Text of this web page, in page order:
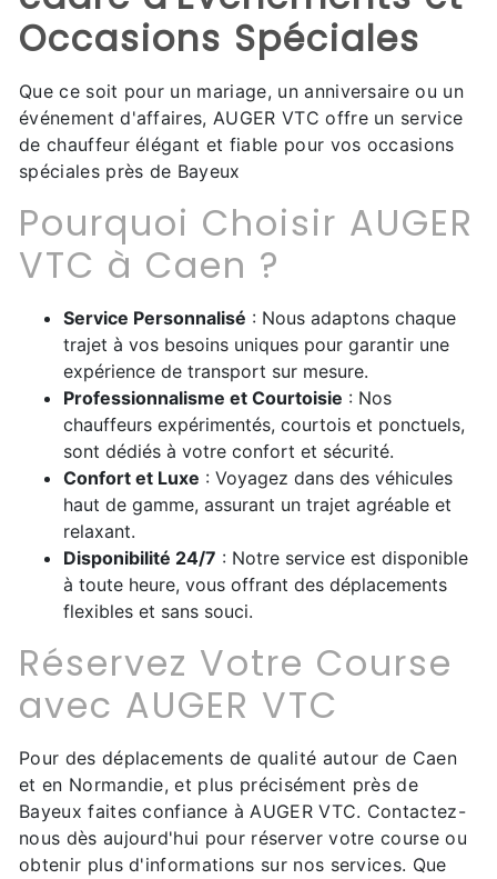
Occasions Spéciales
Que ce soit pour un mariage, un anniversaire ou un
événement d'affaires, AUGER VTC offre un service
de chauffeur élégant et fiable pour vos occasions
spéciales près de Bayeux
Pourquoi Choisir AUGER
VTC à Caen ?
Service Personnalisé : Nous adaptons chaque
trajet à vos besoins uniques pour garantir une
expérience de transport sur mesure.
Professionnalisme et Courtoisie : Nos
chauffeurs expérimentés, courtois et ponctuels,
sont dédiés à votre confort et sécurité.
Confort et Luxe : Voyagez dans des véhicules
haut de gamme, assurant un trajet agréable et
relaxant.
Disponibilité 24/7 : Notre service est disponible
à toute heure, vous offrant des déplacements
flexibles et sans souci.
Réservez Votre Course
avec AUGER VTC
Pour des déplacements de qualité autour de Caen
et en Normandie, et plus précisément près de
Bayeux faites confiance à AUGER VTC. Contactez-
nous dès aujourd'hui pour réserver votre course ou
obtenir plus d'informations sur nos services. Que